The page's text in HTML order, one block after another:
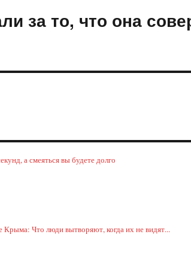
за то, что она
а смеяться вы будете долго
Крыма: Что люди вытворяют, когда их не видят...